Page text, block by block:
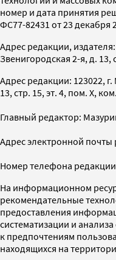
номер и дата принятия
ФС77-82431 от 23 декабря
Адрес редакции,
Звенигородская 2-я, д. 13,
Адрес редакции: 123022,
13, стр. 15, эт. 4, пом. X,
Главный редактор:
Адрес электронной почты
Номер телефона
На информационном
рекомендательные
предоставления
систематизации и
к предпочтениям
находящихся на